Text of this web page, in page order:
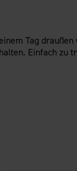
Tag
Einfach zu